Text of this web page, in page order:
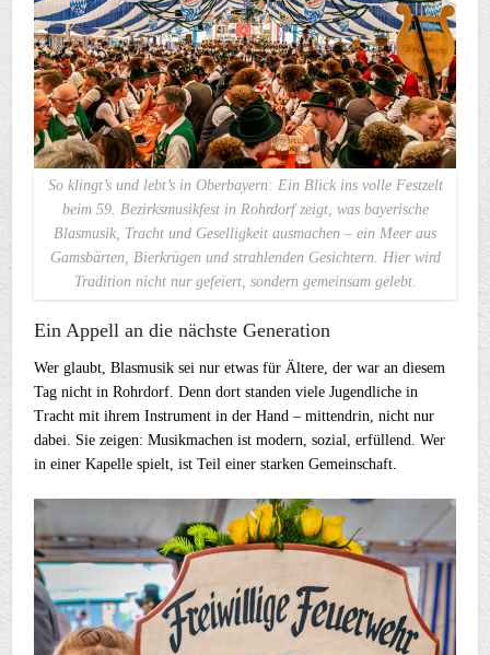
So klingt’s und lebt’s in Oberbayern: Ein Blick ins volle Festzelt
beim 59. Bezirksmusikfest in Rohrdorf zeigt, was bayerische
Blasmusik, Tracht und Geselligkeit ausmachen – ein Meer aus
Gamsbärten, Bierkrügen und strahlenden Gesichtern. Hier wird
Tradition nicht nur gefeiert, sondern gemeinsam gelebt.
Ein Appell an die nächste Generation
Wer glaubt, Blasmusik sei nur etwas für Ältere, der war an diesem
Tag nicht in Rohrdorf. Denn dort standen viele Jugendliche in
Tracht mit ihrem Instrument in der Hand – mittendrin, nicht nur
dabei. Sie zeigen: Musikmachen ist modern, sozial, erfüllend. Wer
in einer Kapelle spielt, ist Teil einer starken Gemeinschaft.